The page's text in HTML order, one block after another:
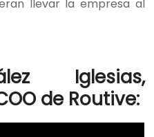
llevar la empresa al
Iglesias,
de Routive: